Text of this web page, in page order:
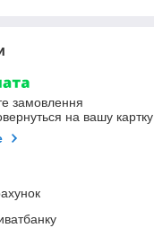
замовлення
на вашу картку